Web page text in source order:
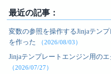
最近の記事：
変数の参照を操作するJinjaテン
を作った
（2026/08/03）
Jinjaテンプレートエンジン用の
（2026/07/27）